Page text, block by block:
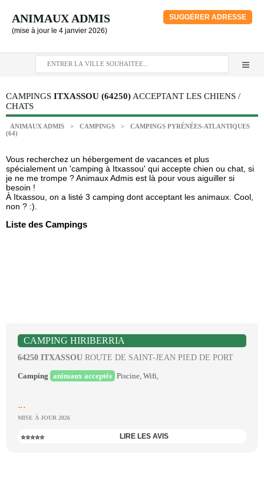
ANIMAUX ADMIS
(mise à jour le 4 janvier 2026)
SUGGÉRER ADRESSE
CAMPINGS ITXASSOU (64250) ACCEPTANT LES CHIENS /
CHATS
ANIMAUX ADMIS > CAMPINGS >
CAMPINGS PYRÉNÉES-ATLANTIQUES
(64)
Vous recherchez un hébergement de vacances et plus
spécialement un 'camping à Itxassou' qui accepte chien ou chat, si
je ne me trompe ? Animaux Admis est là pour vous aiguiller si
besoin !
À Itxassou, on a listé 3 camping dont acceptant les animaux. Cool,
non ? :).
Liste des Campings
CAMPING HIRIBERRIA
64250 ITXASSOU ROUTE DE SAINT-JEAN PIED DE PORT
Camping animaux acceptés Piscine, Wifi,
...
MISE À JOUR 2026
⭐⭐⭐⭐⭐ LIRE LES AVIS